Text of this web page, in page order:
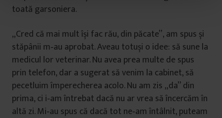
toată garsoniera.
„Cred că mai mult își fac rău, din păcate”, am spus și
stăpânii m‑au aprobat. Aveau totuși o idee: să sune la
medicul lor veterinar. Nu avea prea multe de spus
prin telefon, dar a sugerat să venim la cabinet, să
pecetluim împerecherea acolo. Nu am zis „da” din
prima, ci i‑am întrebat dacă nu ar vrea să încercăm în
altă zi. Mi‑au spus că dacă tot ne‑am întâlnit, puteam